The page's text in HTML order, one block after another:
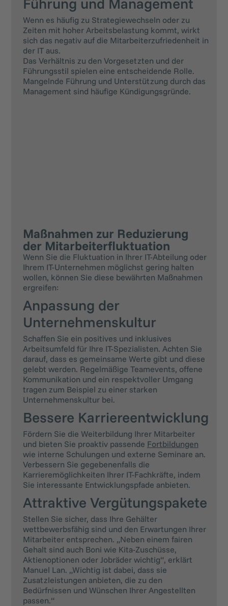
Wenn es häufig zu Strategiewechseln oder zu
Zeiten mit hoher Arbeitsbelastung kommt, wirkt
sich das negativ auf die Mitarbeiterzufriedenheit in
der IT aus.
Das Verhältnis zu den Vorgesetzten und der
Führungsstil spielen eine entscheidende Rolle.
Mangelnde Führung und Unterstützung durch das
Management sind häufige Kündigungsgründe.
Maßnahmen zur Reduzierung
der Mitarbeiterfluktuation
Wenn Sie die Fluktuation in Ihrer IT-Abteilung oder
Ihrem IT-Unternehmen möglichst gering halten
wollen, können Sie diese bewährten Maßnahmen
ergreifen:
Anpassung der
Unternehmenskultur
Schaffen Sie ein positives und inklusives
Arbeitsumfeld für Ihre IT-Spezialisten. Achten Sie
darauf, dass es gemeinsame Werte gibt und diese
gelebt werden. Regelmäßige Teamevents, offene
Kommunikation und ein respektvoller Umgang
tragen zum Beispiel zu einer starken
Unternehmenskultur bei.
Bessere Karriereentwicklung
Fördern Sie die Weiterbildung Ihrer Mitarbeiter
und bieten Sie proaktiv passende Fortbildungen
wie interne Schulungen und externe Seminare an.
Verbessern Sie gegebenenfalls die
Karrieremöglichkeiten Ihrer IT-Fachkräfte, indem
Sie interessante Entwicklungspfade anbieten.
Attraktive Vergütungspakete
Stellen Sie sicher, dass Ihre Gehälter
wettbewerbsfähig sind und den Erwartungen Ihrer
Mitarbeiter entsprechen. „Neben einem fairen
Gehalt sind auch Boni wie Kita-Zuschüsse,
Aktienoptionen oder Jobräder wichtig“, erklärt
Manuel Lan. „Wichtig ist dabei, dass sie
Zusatzleistungen anbieten, die zu den
Bedürfnissen und Wünschen Ihrer Angestellten
passen.“